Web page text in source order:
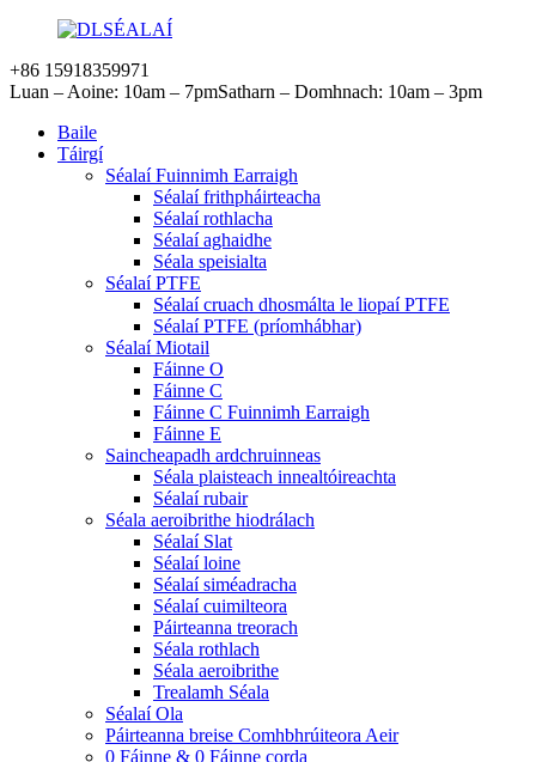
+86 15918359971
Luan – Aoine: 10am – 7pmSatharn – Domhnach: 10am – 3pm
Baile
Táirgí
Séalaí Fuinnimh Earraigh
Séalaí frithpháirteacha
Séalaí rothlacha
Séalaí aghaidhe
Séala speisialta
Séalaí PTFE
Séalaí cruach dhosmálta le liopaí PTFE
Séalaí PTFE (príomhábhar)
Séalaí Miotail
Fáinne O
Fáinne C
Fáinne C Fuinnimh Earraigh
Fáinne E
Saincheapadh ardchruinneas
Séala plaisteach innealtóireachta
Séalaí rubair
Séala aeroibrithe hiodrálach
Séalaí Slat
Séalaí loine
Séalaí siméadracha
Séalaí cuimilteora
Páirteanna treorach
Séala rothlach
Séala aeroibrithe
Trealamh Séala
Séalaí Ola
Páirteanna breise Comhbhrúiteora Aeir
0 Fáinne & 0 Fáinne corda